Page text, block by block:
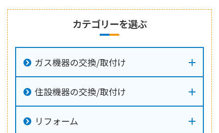
カテゴリーを選ぶ
ガス機器の交換/取付け
住設機器の交換/取付け
リフォーム